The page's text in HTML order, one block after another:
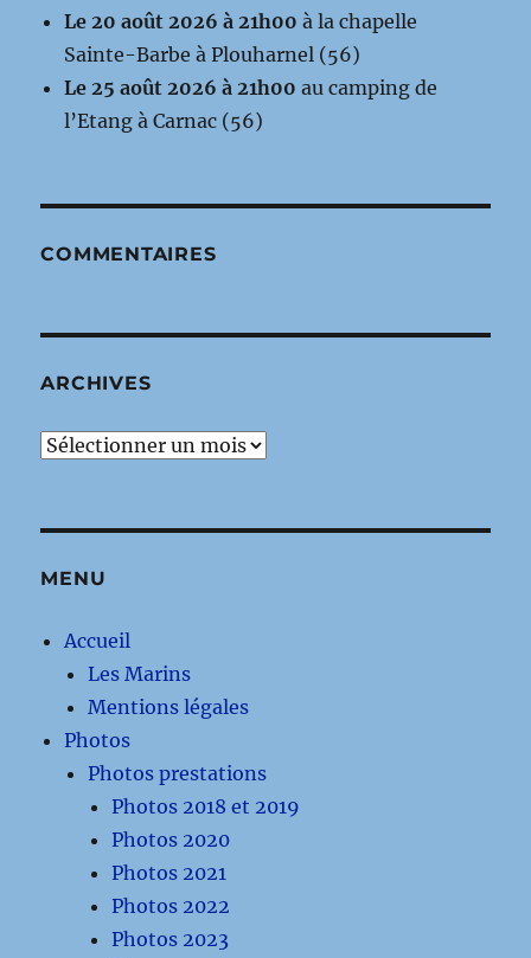
Le 20 août 2026 à 21h00 à la chapelle
Sainte-Barbe à Plouharnel (56)
Le 25 août 2026 à 21h00 au camping de
l’Etang à Carnac (56)
COMMENTAIRES
ARCHIVES
Archives
MENU
Accueil
Les Marins
Mentions légales
Photos
Photos prestations
Photos 2018 et 2019
Photos 2020
Photos 2021
Photos 2022
Photos 2023